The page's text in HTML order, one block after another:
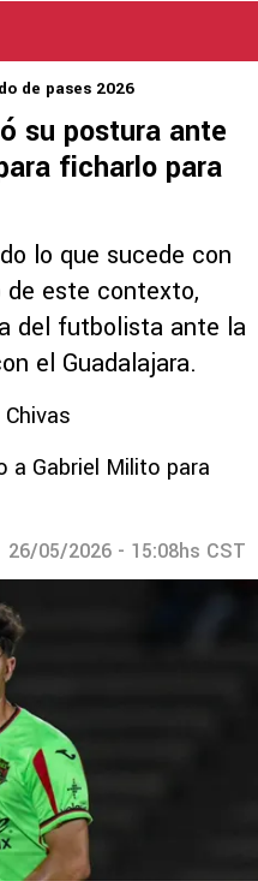
de pases 2026
su postura ante
ficharlo para
lo que sucede con
de este contexto,
del futbolista ante la
el Guadalajara.
a Gabriel Milito para
26/05/2026 - 15:08hs CST